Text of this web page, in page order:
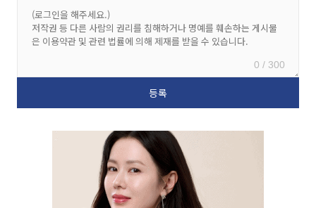
0 / 300